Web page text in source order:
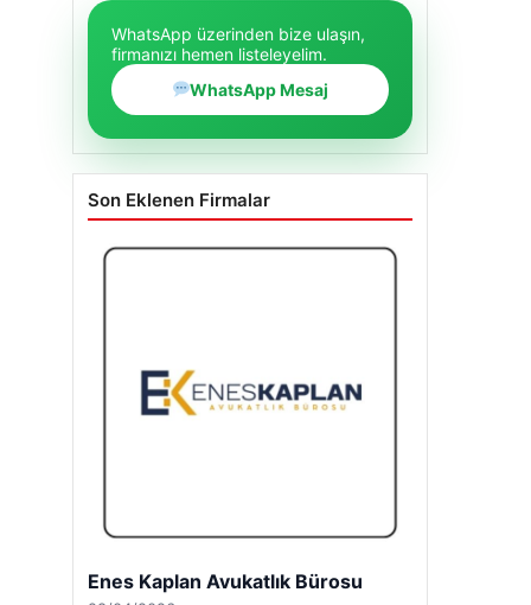
WhatsApp üzerinden bize ulaşın,
firmanızı hemen listeleyelim.
WhatsApp Mesaj
Son Eklenen Firmalar
Enes Kaplan Avukatlık Bürosu